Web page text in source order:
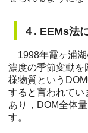
４. EEMs法
1998年霞ヶ浦湖
濃度の季節変動を
様物質という
すると言われてい
あり，DOM全体
す。